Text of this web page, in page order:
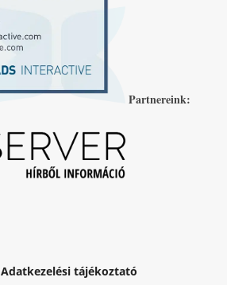
Partnereink:
Adatkezelési tájékoztató